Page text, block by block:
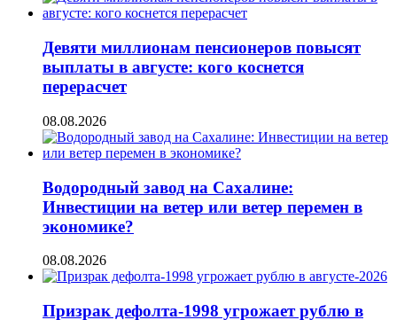
Девяти миллионам пенсионеров повысят
выплаты в августе: кого коснется
перерасчет
08.08.2026
Водородный завод на Сахалине:
Инвестиции на ветер или ветер перемен в
экономике?
08.08.2026
Призрак дефолта-1998 угрожает рублю в